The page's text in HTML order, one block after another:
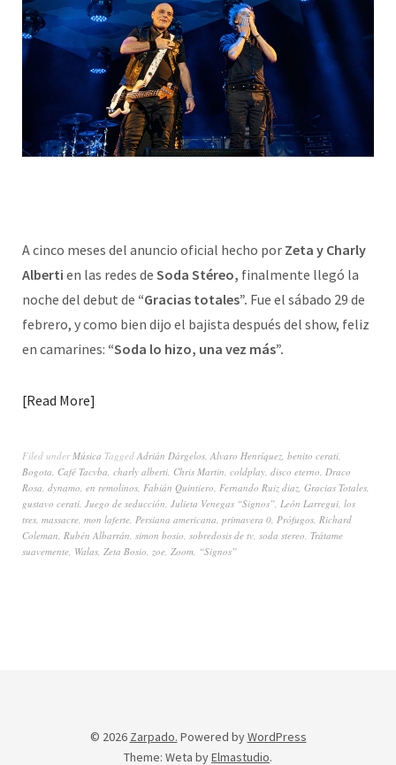
A cinco meses del anuncio oficial hecho por Zeta y Charly
Alberti en las redes de Soda Stéreo, finalmente llegó la
noche del debut de “Gracias totales”. Fue el sábado 29 de
febrero, y como bien dijo el bajista después del show, feliz
en camarines: “Soda lo hizo, una vez más”.
Read More
Filed underMúsica Tagged Adrián Dárgelos, Alvaro Henríquez, benito cerati,
Bogota, Café Tacvba, charly alberti, Chris Martin, coldplay, disco eterno, Draco
Rosa, dynamo, en remolinos, Fabián Quintiero, Fernando Ruiz diaz, Gracias Totales,
gustavo cerati, Juego de seducción, Julieta Venegas “Signos”, León Larregui, los
tres, massacre, mon laferte, Persiana americana, primavera 0, Prófugos, Richard
Coleman, Rubén Albarrán, simon bosio, sobredosis de tv, soda stereo, Trátame
suavemente, Walas, Zeta Bosio, zoe, Zoom, “Signos”
© 2026 Zarpado. Powered byWordPress
Theme: Weta byElmastudio.